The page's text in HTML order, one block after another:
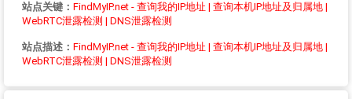
站点关键： FindMyIP.net - 查询我的IP地址 | 查询本机IP地址及归属地 |
WebRTC泄露检测 | DNS泄露检测
站点描述： FindMyIP.net - 查询我的IP地址 | 查询本机IP地址及归属地 |
WebRTC泄露检测 | DNS泄露检测